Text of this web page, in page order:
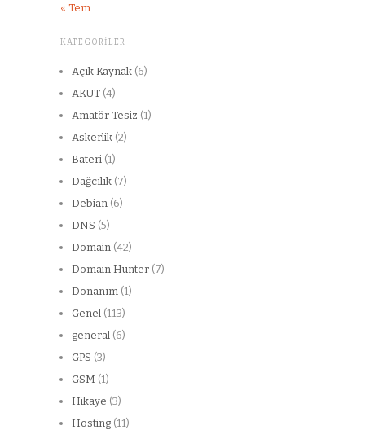
« Tem
KATEGORILER
Açık Kaynak (6)
AKUT (4)
Amatör Tesiz (1)
Askerlik (2)
Bateri (1)
Dağcılık (7)
Debian (6)
DNS (5)
Domain (42)
Domain Hunter (7)
Donanım (1)
Genel (113)
general (6)
GPS (3)
GSM (1)
Hikaye (3)
Hosting (11)